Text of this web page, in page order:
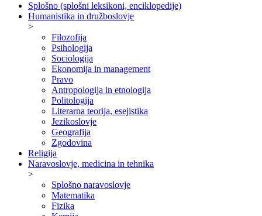
Splošno (splošni leksikoni, enciklopedije)
Humanistika in družboslovje
>
Filozofija
Psihologija
Sociologija
Ekonomija in management
Pravo
Antropologija in etnologija
Politologija
Literarna teorija, esejistika
Jezikoslovje
Geografija
Zgodovina
Religija
Naravoslovje, medicina in tehnika
>
Splošno naravoslovje
Matematika
Fizika